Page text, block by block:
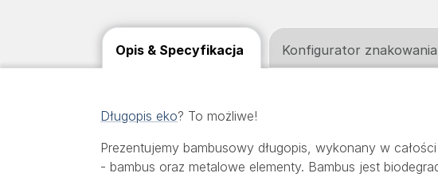
Długopis eko? To możliwe!
Prezentujemy bambusowy długopis, wykonany w
- bambus oraz metalowe elementy. Bambus jest
Opis & Specyfikacja Konfigurator